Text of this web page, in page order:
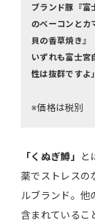
ブランド豚『富
のベーコンとカ
貝の香草焼き』
いずれも富士宮
性は抜群ですよ」
※価格は税別
「くぬぎ鱒」
と
薬でストレスの
ルブランド。他
含まれているこ